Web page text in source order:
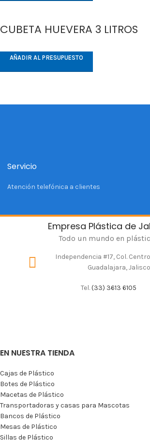
CUBETA HUEVERA 3 LITROS
AÑADIR AL PRESUPUESTO
Servicio
Atención telefónica a clientes
Empresa Plástica de
Todo un mundo en
Independencia #17, Col.
Guadalajara,
Tel.(33) 3613 6105
EN NUESTRA TIENDA
Cajas de Plástico
Botes de Plástico
Macetas de Plástico
Transportadoras y casas para Mascotas
Bancos de Plástico
Mesas de Plástico
Sillas de Plástico